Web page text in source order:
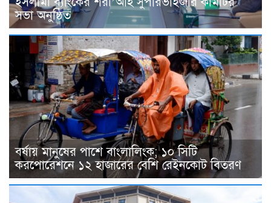
সভা অনুষ্ঠিত
বর্ষায় মানুষের পাশে বাংলালিংক; ১০ সিটি
করপোরেশনে ১২ হাজারের বেশি রেইনকোট বিতরণ